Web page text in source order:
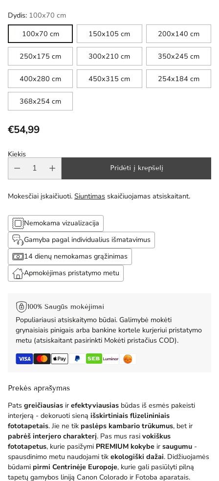
Dydis: 100x70 cm
100x70 cm
150x105 cm 200x140 cm
250x175 cm 300x210 cm 350x245 cm
400x280 cm 450x315 cm 254x184 cm
368x254 cm
Reguliari
kaina
€54,99
Kiekis
Pridėti į krepšelį
Mokesčiai įskaičiuoti. Siuntimas skaičiuojamas atsiskaitant.
Nemokama vizualizacija
Gamyba pagal individualius išmatavimus
14 dienų nemokamas grąžinimas
Apmokėjimas pristatymo metu
100% Saugūs mokėjimai
Populiariausi atsiskaitymo būdai. Galimybė mokėti
grynaisiais pinigais arba bankine kortele kurjeriui pristatymo
metu (atsiskaitant pasirinkti Mokėti pristačius COD).
Prekės aprašymas
Pats greičiausias ir efektyviausias būdas iš esmės pakeisti
interjerą - dekoruoti sieną išskirtiniais flizelininiais
fototapetais. Jie ne tik paslėps kambario trūkumus, bet ir
pabrėš interjero charakterį. Pas mus rasi vokiškus
fototapetus, kurie pasižymi PREMIUM kokybe ir saugumu -
spausdinimo metu naudojami tik ekologiški dažai. Didžiuojamės
būdami pirmi Centrinėje Europoje, kurie gali pasiūlyti pilną
tapetų gamybos liniją Canon Colorado ir Fotoba aparatais.